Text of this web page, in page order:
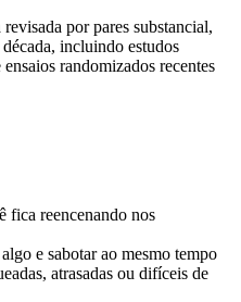
por pares substancial,
incluindo estudos
randomizados recentes
fica reencenando nos
e sabotar ao mesmo tempo
atrasadas ou difíceis de